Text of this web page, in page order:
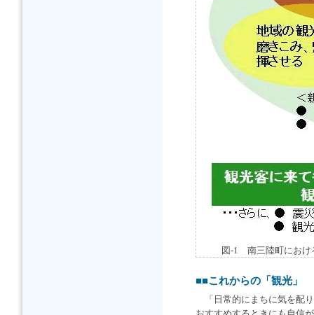
図-1 南三陸町におけ
■■これからの「観光」
「日常的にまちに気を配